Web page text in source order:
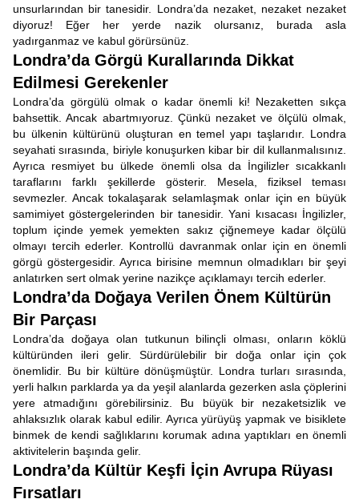
unsurlarından bir tanesidir. Londra’da nezaket, nezaket nezaket
diyoruz! Eğer her yerde nazik olursanız, burada asla
yadırganmaz ve kabul görürsünüz.
Londra’da Görgü Kurallarında Dikkat
Edilmesi Gerekenler
Londra’da görgülü olmak o kadar önemli ki! Nezaketten sıkça
bahsettik. Ancak abartmıyoruz. Çünkü nezaket ve ölçülü olmak,
bu ülkenin kültürünü oluşturan en temel yapı taşlarıdır. Londra
seyahati sırasında, biriyle konuşurken kibar bir dil kullanmalısınız.
Ayrıca resmiyet bu ülkede önemli olsa da İngilizler sıcakkanlı
taraflarını farklı şekillerde gösterir. Mesela, fiziksel teması
sevmezler. Ancak tokalaşarak selamlaşmak onlar için en büyük
samimiyet göstergelerinden bir tanesidir. Yani kısacası İngilizler,
toplum içinde yemek yemekten sakız çiğnemeye kadar ölçülü
olmayı tercih ederler. Kontrollü davranmak onlar için en önemli
görgü göstergesidir. Ayrıca birisine memnun olmadıkları bir şeyi
anlatırken sert olmak yerine nazikçe açıklamayı tercih ederler.
Londra’da Doğaya Verilen Önem Kültürün
Bir Parçası
Londra’da doğaya olan tutkunun bilinçli olması, onların köklü
kültüründen ileri gelir. Sürdürülebilir bir doğa onlar için çok
önemlidir. Bu bir kültüre dönüşmüştür. Londra turları sırasında,
yerli halkın parklarda ya da yeşil alanlarda gezerken asla çöplerini
yere atmadığını görebilirsiniz. Bu büyük bir nezaketsizlik ve
ahlaksızlık olarak kabul edilir. Ayrıca yürüyüş yapmak ve bisiklete
binmek de kendi sağlıklarını korumak adına yaptıkları en önemli
aktivitelerin başında gelir.
Londra’da Kültür Keşfi İçin Avrupa Rüyası
Fırsatları